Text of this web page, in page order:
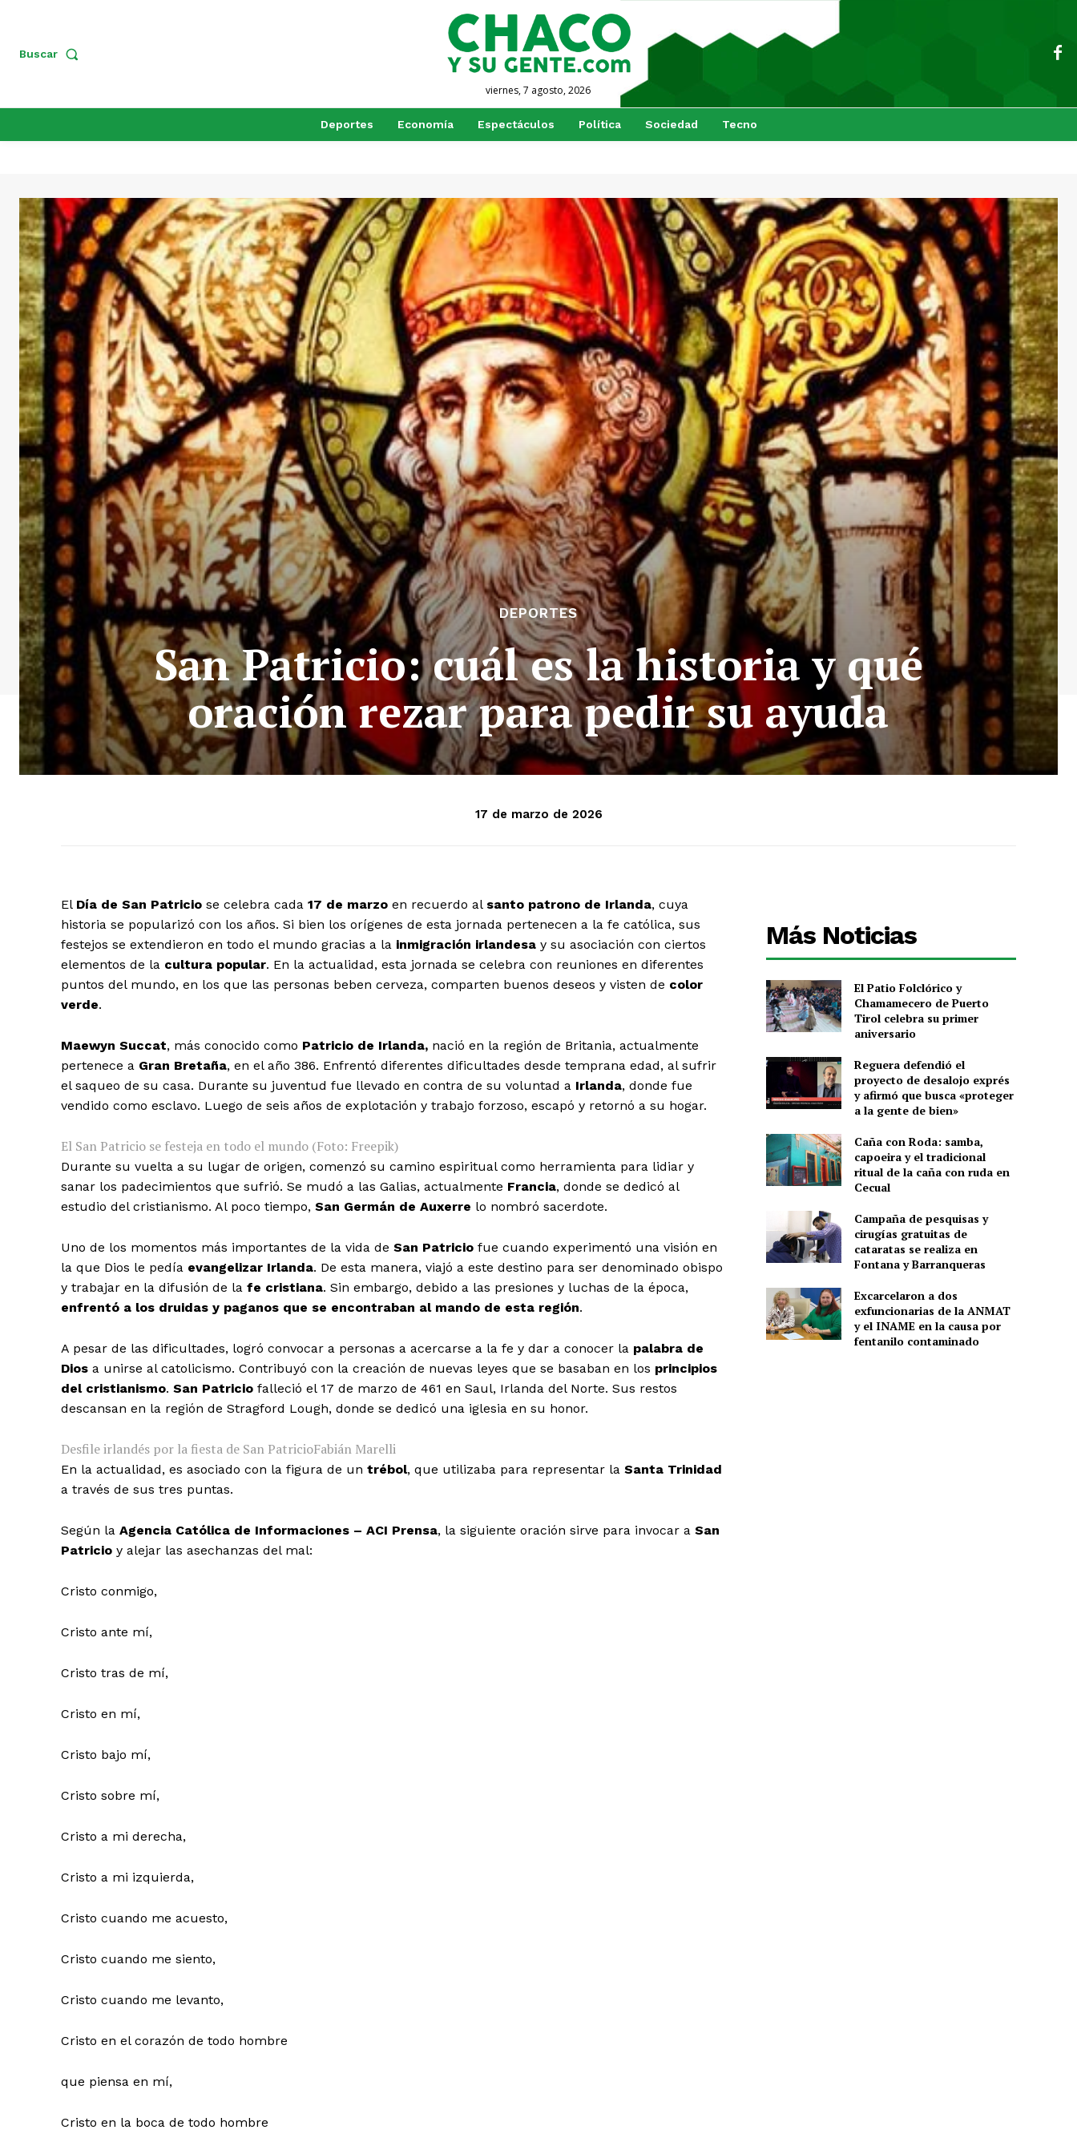
Buscar
viernes, 7 agosto, 2026
Deportes Economía Espectáculos Política Sociedad Tecno
DEPORTES
San Patricio: cuál es la historia y qué
oración rezar para pedir su ayuda
17 de marzo de 2026
El Día de San Patricio se celebra cada 17 de marzo en recuerdo al santo patrono de Irlanda, cuya
historia se popularizó con los años. Si bien los orígenes de esta jornada pertenecen a la fe católica, sus
festejos se extendieron en todo el mundo gracias a la inmigración irlandesa y su asociación con ciertos
elementos de la cultura popular. En la actualidad, esta jornada se celebra con reuniones en diferentes
puntos del mundo, en los que las personas beben cerveza, comparten buenos deseos y visten de color
verde.
Maewyn Succat, más conocido como Patricio de Irlanda, nació en la región de Britania, actualmente
pertenece a Gran Bretaña, en el año 386. Enfrentó diferentes dificultades desde temprana edad, al sufrir
el saqueo de su casa. Durante su juventud fue llevado en contra de su voluntad a Irlanda, donde fue
vendido como esclavo. Luego de seis años de explotación y trabajo forzoso, escapó y retornó a su hogar.
El San Patricio se festeja en todo el mundo (Foto: Freepik)
Durante su vuelta a su lugar de origen, comenzó su camino espiritual como herramienta para lidiar y
sanar los padecimientos que sufrió. Se mudó a las Galias, actualmente Francia, donde se dedicó al
estudio del cristianismo. Al poco tiempo, San Germán de Auxerre lo nombró sacerdote.
Uno de los momentos más importantes de la vida de San Patricio fue cuando experimentó una visión en
la que Dios le pedía evangelizar Irlanda. De esta manera, viajó a este destino para ser denominado obispo
y trabajar en la difusión de la fe cristiana. Sin embargo, debido a las presiones y luchas de la época,
enfrentó a los druidas y paganos que se encontraban al mando de esta región.
A pesar de las dificultades, logró convocar a personas a acercarse a la fe y dar a conocer la palabra de
Dios a unirse al catolicismo. Contribuyó con la creación de nuevas leyes que se basaban en los principios
del cristianismo. San Patricio falleció el 17 de marzo de 461 en Saul, Irlanda del Norte. Sus restos
descansan en la región de Stragford Lough, donde se dedicó una iglesia en su honor.
Desfile irlandés por la fiesta de San PatricioFabián Marelli
En la actualidad, es asociado con la figura de un trébol, que utilizaba para representar la Santa Trinidad
a través de sus tres puntas.
Según la Agencia Católica de Informaciones – ACI Prensa, la siguiente oración sirve para invocar a San
Patricio y alejar las asechanzas del mal:
Cristo conmigo,
Cristo ante mí,
Cristo tras de mí,
Cristo en mí,
Cristo bajo mí,
Cristo sobre mí,
Cristo a mi derecha,
Cristo a mi izquierda,
Cristo cuando me acuesto,
Cristo cuando me siento,
Cristo cuando me levanto,
Cristo en el corazón de todo hombre
que piensa en mí,
Cristo en la boca de todo hombre
Más Noticias
El Patio Folclórico y
Chamamecero de Puerto
Tirol celebra su primer
aniversario
Reguera defendió el
proyecto de desalojo exprés
y afirmó que busca «proteger
a la gente de bien»
Caña con Roda: samba,
capoeira y el tradicional
ritual de la caña con ruda en
Cecual
Campaña de pesquisas y
cirugías gratuitas de
cataratas se realiza en
Fontana y Barranqueras
Excarcelaron a dos
exfuncionarias de la ANMAT
y el INAME en la causa por
fentanilo contaminado